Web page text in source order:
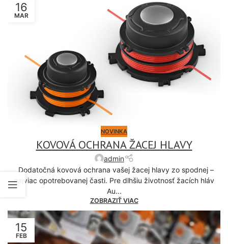
16
MAR
NOVINKA
KOVOVÁ OCHRANA ŽACEJ HLAVY
admin
Dodatočná kovová ochrana vašej žacej hlavy zo spodnej –
najviac opotrebovanej časti. Pre dlhšiu životnosť žacích hláv
Au...
ZOBRAZIŤ VIAC
15
FEB